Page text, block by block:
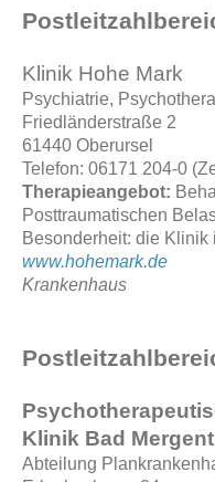
Klinik Hohe Mark
Psychiatrie,
Friedländerstraße 2
61440 Oberursel
Telefon: 06171 204-0
Therapieangebot:
Posttraumatischen
Besonderheit: die Klinik
www.hohemark.de
Krankenhaus
Klinik Bad
Abteilung